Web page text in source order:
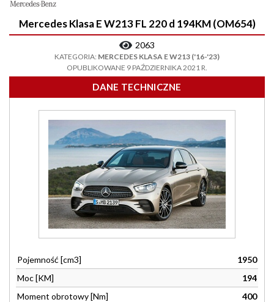
Mercedes Klasa E W213 FL 220 d 194KM (OM654)
2063
KATEGORIA: MERCEDES KLASA E W213 ('16-'23)
OPUBLIKOWANE 9 PAŹDZIERNIKA 2021 R.
DANE TECHNICZNE
Pojemność [cm3]
1950
Moc [KM]
194
Moment obrotowy [Nm]
400